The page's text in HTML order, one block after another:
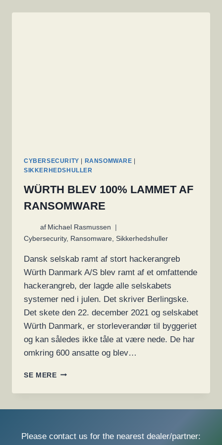
CYBERSECURITY RANSOMWARE
SIKKERHEDSHULLER
WÜRTH BLEV 100% LAMMET AF
RANSOMWARE
af Michael Rasmussen
Cybersecurity, Ransomware Sikkerhedshuller
Dansk selskab ramt af stort hackerangreb
Würth Danmark A/S blev ramt af et omfattende
hackerangreb, der lagde alle selskabets
systemer ned i julen. Det skriver Berlingske.
Det skete den 22. december 2021 og selskabet
Würth Danmark, er storleverandør til byggeriet
og kan således ikke tåle at være nede. De har
omkring 600 ansatte og blev…
SE MEREWÜRTH
100%
Please contact us for the nearest dealer/partner: